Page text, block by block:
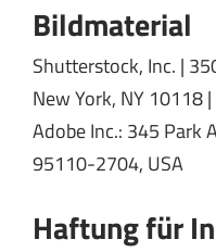
Bildmaterial
Shutterstock, Inc. |
New York, NY 10118 |
Adobe Inc.: 345 Park
95110-2704, USA
Haftung für